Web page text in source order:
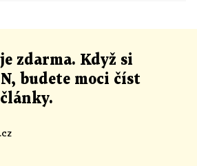
je zdarma. Když si
budete moci číst
.